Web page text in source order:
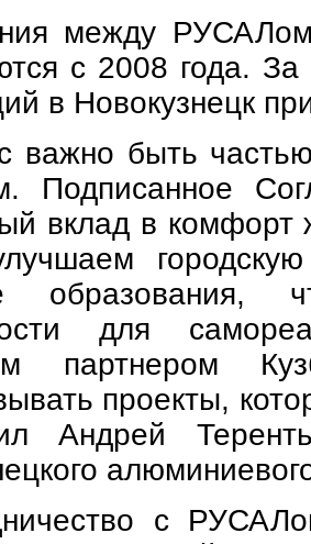
между
с 2008 года.
в Новокузнецк
важно быть
Подписанное
вклад в
для
партнером
проекты,
Андрей
с